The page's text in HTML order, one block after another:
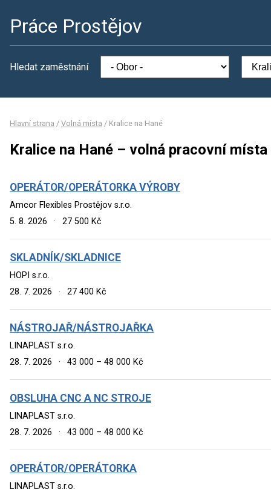
Práce Prostějov
Hledat zaměstnání
Hlavní strana / Volná místa / Kralice na Hané
Kralice na Hané – volná pracovní místa
OPERÁTOR/OPERÁTORKA VÝROBY
Amcor Flexibles Prostějov s.r.o.
5. 8. 2026
· 27 500 Kč
SKLADNÍK/SKLADNICE
HOPI s.r.o.
28. 7. 2026
· 27 400 Kč
NÁSTROJAŘ/NÁSTROJAŘKA
LINAPLAST s.r.o.
28. 7. 2026
· 43 000 – 48 000 Kč
OBSLUHA CNC A NC STROJE
LINAPLAST s.r.o.
28. 7. 2026
· 43 000 – 48 000 Kč
OPERÁTOR/OPERÁTORKA
LINAPLAST s.r.o.